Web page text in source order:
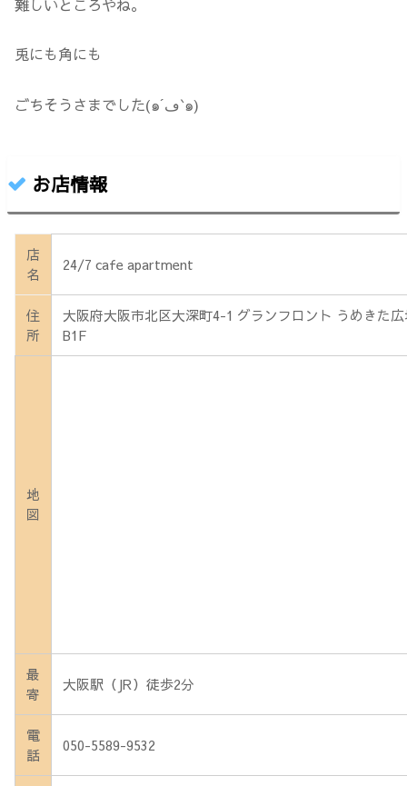
難しいところやね。
兎にも角にも
ごちそうさまでした(๑´ڡ`๑)
お店情報
店
名
24/7 cafe apartment
住
所
大阪府大阪市北区大深町4-1 グランフロント うめきた
B1F
地
図
最
寄
大阪駅（JR）徒歩2分
電
話
050-5589-9532